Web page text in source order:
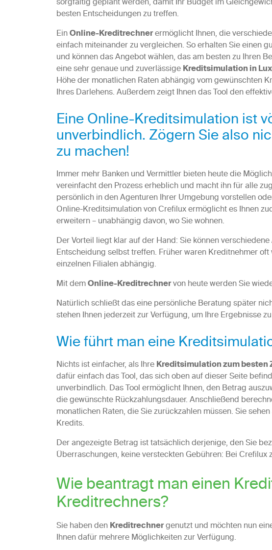
besten Entscheidungen zu treffen.
EinOnline-Kreditrechnerermöglicht Ihnen, die
einfach miteinander zu vergleichen. So erhalten Sie einen
und können das Angebot wählen, das am besten zu Ihren
eine sehr genaue und zuverlässigeKreditsimulation in
Höhe der monatlichen Raten abhängig vom gewünschten
Ihres Darlehens. Außerdem zeigt Ihnen das Tool den
Eine Online-Kreditsimulation ist
unverbindlich. Zögern Sie also
zu machen!
Immer mehr Banken und Vermittler bieten heute die
vereinfacht den Prozess erheblich und macht ihn für alle
persönlich in den Agenturen Ihrer Umgebung vorstellen
Online-Kreditsimulation von Crefilux ermöglicht es Ihnen
erweitern – unabhängig davon, wo Sie wohnen.
Der Vorteil liegt klar auf der Hand: Sie können
Entscheidung selbst treffen. Früher waren Kreditnehmer
einzelnen Filialen abhängig.
Mit demOnline-Kreditrechnervon heute werden Sie
Natürlich schließt das eine persönliche Beratung später
stehen Ihnen jederzeit zur Verfügung, um Ihre Ergebnisse
Wie führt man eine
Nichts ist einfacher, als IhreKreditsimulation zum
dafür einfach das Tool, das sich oben auf dieser Seite
unverbindlich. Das Tool ermöglicht Ihnen, den Betrag
die gewünschte Rückzahlungsdauer. Anschließend
monatlichen Raten, die Sie zurückzahlen müssen. Sie
Kredits.
Der angezeigte Betrag ist tatsächlich derjenige, den Sie
Überraschungen, keine versteckten Gebühren: Bei
Wie beantragt man einen
Kreditrechners?
Sie haben denKreditrechnergenutzt und möchten nun
Ihnen dafür mehrere Möglichkeiten zur Verfügung.